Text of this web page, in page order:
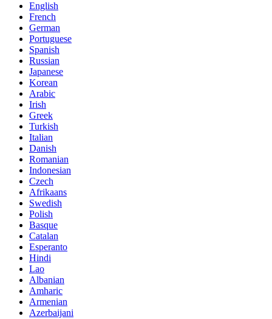
English
French
German
Portuguese
Spanish
Russian
Japanese
Korean
Arabic
Irish
Greek
Turkish
Italian
Danish
Romanian
Indonesian
Czech
Afrikaans
Swedish
Polish
Basque
Catalan
Esperanto
Hindi
Lao
Albanian
Amharic
Armenian
Azerbaijani